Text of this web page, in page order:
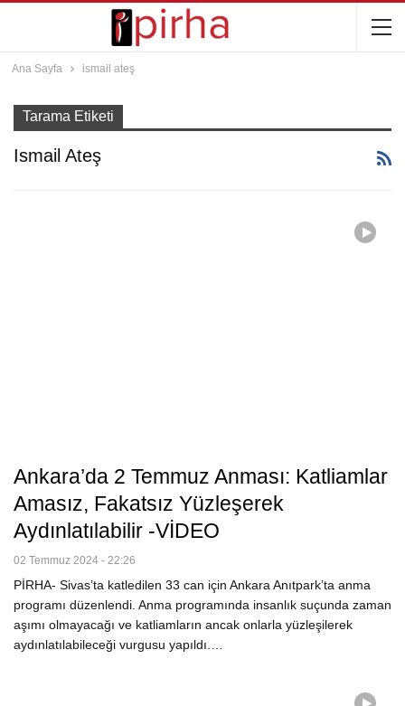
Ana Sayfa ismail ateş
Tarama Etiketi
Ismail Ateş
Ankara’da 2 Temmuz Anması: Katliamlar
Amasız, Fakatsız Yüzleşerek
Aydınlatılabilir -VİDEO
02 Temmuz 2024 - 22:26
PİRHA- Sivas’ta katledilen 33 can için Ankara Anıtpark’ta anma
programı düzenlendi. Anma programında insanlık suçunda zaman
aşımı olmayacağı ve katliamların ancak onlarla yüzleşilerek
aydınlatılabileceği vurgusu yapıldı.…